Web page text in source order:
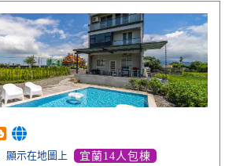
顯示在地圖上 宜蘭14人包棟